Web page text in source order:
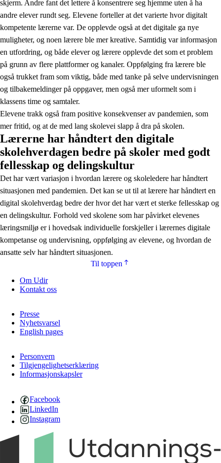
skjerm. Andre fant det lettere å konsentrere seg hjemme uten å ha
andre elever rundt seg. Elevene forteller at det varierte hvor digitalt
kompetente lærerne var. De opplevde også at det digitale ga nye
muligheter, og noen lærere ble mer kreative. Samtidig var informasjon
en utfordring, og både elever og lærere opplevde det som et problem
på grunn av flere plattformer og kanaler. Oppfølging fra lærere ble
også trukket fram som viktig, både med tanke på selve undervisningen
og tilbakemeldinger på oppgaver, men også mer uformelt som i
klassens time og samtaler.
Elevene trakk også fram positive konsekvenser av pandemien, som
mer fritid, og at de med lang skolevei slapp å dra på skolen.
Lærerne har håndtert den digitale
skolehverdagen bedre på skoler med godt
fellesskap og delingskultur
Det har vært variasjon i hvordan lærere og skoleledere har håndtert
situasjonen med pandemien. Det kan se ut til at lærere har håndtert en
digital skolehverdag bedre der hvor det har vært et sterke fellesskap og
en delingskultur. Forhold ved skolene som har påvirket elevenes
læringsmiljø er i hovedsak individuelle forskjeller i lærernes digitale
kompetanse og undervisning, oppfølging av elevene, og hvordan de
ansatte selv har håndtert situasjonen.
Til toppen
Om Udir
Kontakt oss
Presse
Nyhetsvarsel
English pages
Personvern
Tilgjengelighetserklæring
Informasjonskapsler
Facebook
LinkedIn
Instagram